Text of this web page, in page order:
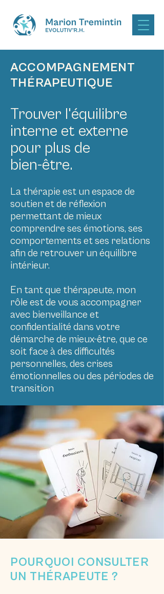
ACCOMPAGNEMENT
THÉRAPEUTIQUE
Trouver l'équilibre
interne et externe
pour plus de
bien-être.
La thérapie est un espace de
soutien et de réflexion
permettant de mieux
comprendre ses émotions, ses
comportements et ses relations
afin de retrouver un équilibre
intérieur.
En tant que thérapeute, mon
rôle est de vous accompagner
avec bienveillance et
confidentialité dans votre
démarche de mieux-être, que ce
soit face à des difficultés
personnelles, des crises
émotionnelles ou des périodes de
transition
POURQUOI CONSULTER
UN THÉRAPEUTE ?